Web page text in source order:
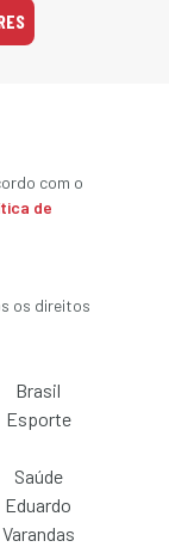
com o
de
os direitos
Brasil
Esporte
Saúde
Eduardo
Varandas